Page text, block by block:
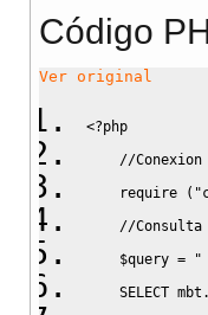
Código
Ver original
<?php
//Conexion
require
(
//Consulta
$query =
"
SELECT